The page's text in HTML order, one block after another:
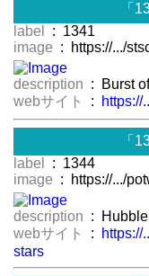
「
label
: 1341
image : https://.../
description : Burst
webサイト
: https://
「
label
: 1344
image : https://.../
description : Hubble
webサイト
:
https://
stars